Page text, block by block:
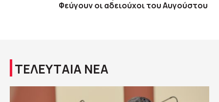
Φεύγουν οι αδειούχοι του Αυγούστου
ΤΕΛΕΥΤΑΙΑ ΝΕΑ